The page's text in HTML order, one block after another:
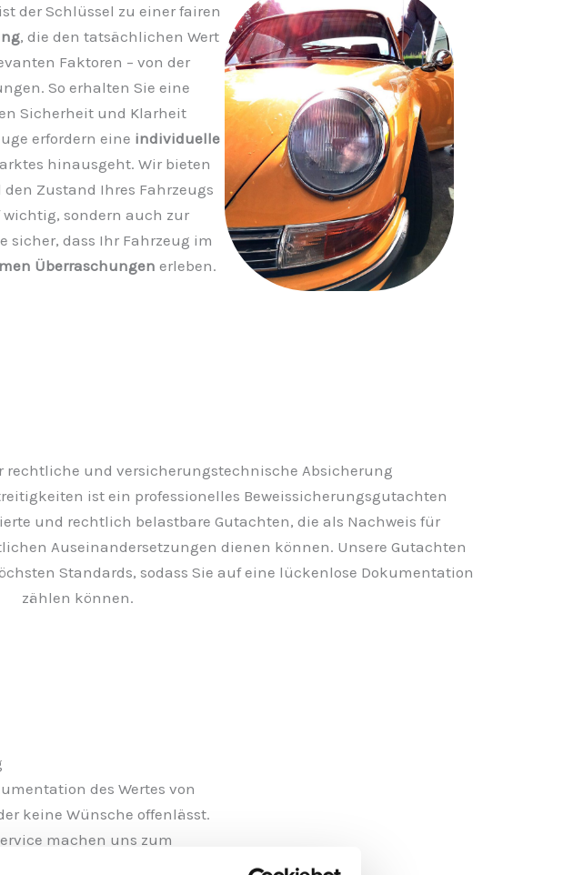
ist der Schlüssel zu einer fairen
, die den tatsächlichen Wert
Faktoren – von der
So erhalten Sie eine
Sicherheit und Klarheit
erfordern eine individuelle
hinausgeht. Wir bieten
den Zustand Ihres Fahrzeugs
sondern auch zur
sicher, dass Ihr Fahrzeug im
Überraschungen erleben.
rechtliche und versicherungstechnische Absicherung
ist ein professionelles Beweissicherungsgutachten
und rechtlich belastbare Gutachten, die als Nachweis für
Auseinandersetzungen dienen können. Unsere Gutachten
Standards, sodass Sie auf eine lückenlose Dokumentation
zählen können.
des Wertes von
keine Wünsche offenlässt.
machen uns zum
heute und erfahren Sie, wie